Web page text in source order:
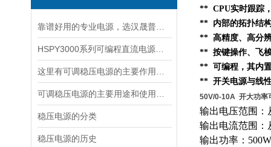
稳压电源的分类
稳压电源的历史
** CPU实时跟踪
** 内部的拓扑结
** 高精度、高分
** 按键操作、飞
** 可编程，其内
** 开关电源与线
50V/0-10A 开大功率
输出电压范围：
输出电流范围：
输出功率：500W